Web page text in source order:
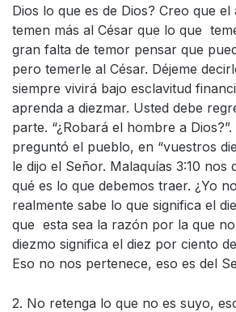
Dios lo que es de Dios? Creo que
temen más al César que lo que
gran falta de temor pensar que
pero temerle al César. Déjeme
siempre vivirá bajo esclavitud
aprenda a diezmar. Usted debe
parte. “¿Robará el hombre a
preguntó el pueblo, en “vuestros
le dijo el Señor. Malaquías 3:10 nos
qué es lo que debemos traer. ¿Yo
realmente sabe lo que significa el
que esta sea la razón por la que
diezmo significa el diez por ciento
Eso no nos pertenece, eso es del
2. No retenga lo que no es suyo,